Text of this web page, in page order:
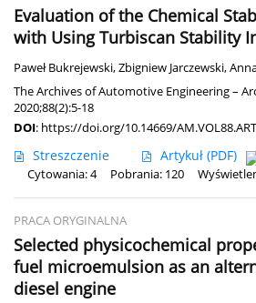
Evaluation of the Chemical
with Using Turbiscan Stability
Paweł Bukrejewski,Zbigniew Jarczewski,
The Archives of Automotive Engineering –
2020;88(2):5-18
DOI: https://doi.org/10.14669/
Streszczenie Artykuł (PDF)
Cytowania: 4
Pobrania: 120
PRACA ORYGINALNA
Selected physicochemical
fuel microemulsion as an
diesel engine